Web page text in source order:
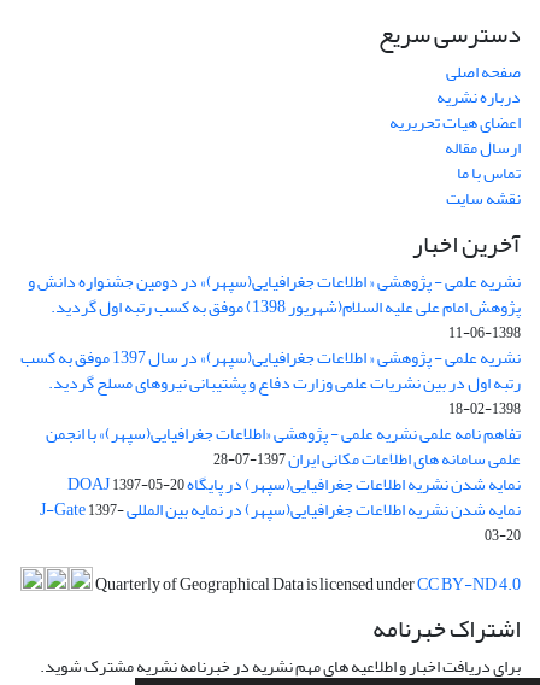
دسترسی سریع
صفحه اصلی
درباره نشریه
اعضای هیات تحریریه
ارسال مقاله
تماس با ما
نقشه سایت
آخرین اخبار
نشریه علمی - پژوهشی « اطلاعات جغرافیایی(سپهر)» در دومین جشنواره دانش و
پژوهش امام علی علیه السلام(شهریور 1398) موفق به کسب رتبه اول گردید.
1398-06-11
نشریه علمی - پژوهشی « اطلاعات جغرافیایی(سپهر)» در سال 1397 موفق به کسب
رتبه اول در بین نشریات علمی وزارت دفاع و پشتیبانی نیروهای مسلح گردید.
1398-02-18
تفاهم نامه علمی نشریه علمی - پژوهشی «اطلاعات جغرافیایی(سپهر)» با انجمن
علمی سامانه های اطلاعات مکانی ایران1397-07-28
نمایه شدن نشریه اطلاعات جغرافیایی(سپهر) در پایگاه DOAJ1397-05-20
نمایه شدن نشریه اطلاعات جغرافیایی(سپهر) در نمایه بین المللی J-Gate1397-
03-20
Quarterly of Geographical Data is licensed underCC BY-ND 4.0
اشتراک خبرنامه
برای دریافت اخبار و اطلاعیه های مهم نشریه در خبرنامه نشریه مشترک شوید.